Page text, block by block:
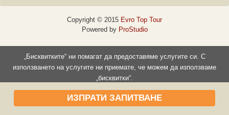
ИЗПРАТИ ЗАПИТВАНЕ
Copyright © 2015 Evro Top Tour
Powered by ProStudio
„Бисквитките“ ни помагат да предоставяме услугите си. С
използването на услугите ни приемате, че можем да използваме
„бисквитки“.
Прочети повече Съгласен съм